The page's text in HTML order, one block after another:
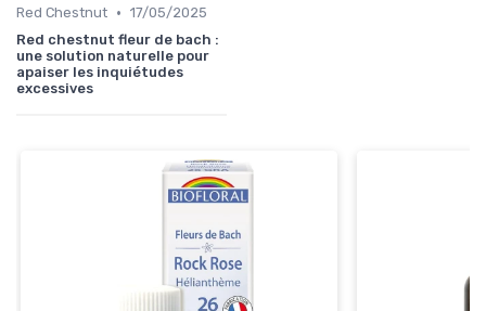
Red Chestnut • 17/05/2025
Red chestnut fleur de bach :
une solution naturelle pour
apaiser les inquiétudes
excessives